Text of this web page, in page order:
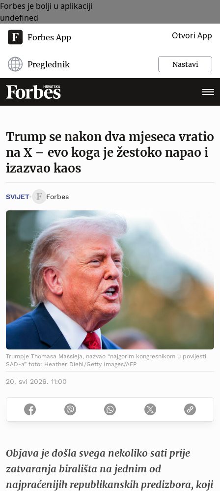
Forbes je bolji u aplikaciji
undefined
Forbes App Otvori App
Preglednik Nastavi
Trump se nakon dva mjeseca vratio
na X – evo koga je žestoko napao i
izazvao kaos
SVIJET Forbes
Trumpje Thomasa Massieja, nazvao “najgorim kongresnikom u povijesti
SAD-a” foto: Heather Diehl/Getty Images/AFP
20. svi 2026. 11:00
Objava je došla svega nekoliko sati prije
zatvaranja birališta na jednim od
najpraćenijih republikanskih predizbora, koji